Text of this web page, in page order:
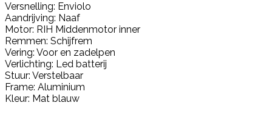
Versnelling: Enviolo
Aandrijving: Naaf
Motor: RIH Middenmotor inner
Remmen: Schijfrem
Vering: Voor en zadelpen
Verlichting: Led batterij
Stuur: Verstelbaar
Frame: Aluminium
Kleur: Mat blauw